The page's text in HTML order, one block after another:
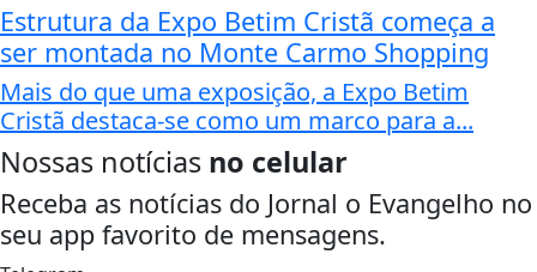
Estrutura da Expo Betim Cristã começa a
ser montada no Monte Carmo Shopping
Mais do que uma exposição, a Expo Betim
Cristã destaca-se como um marco para a...
Nossas notícias no celular
Receba as notícias do Jornal o Evangelho no
seu app favorito de mensagens.